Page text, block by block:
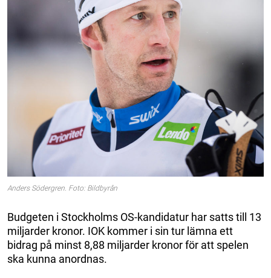
Anders Södergren. Foto: Bildbyrån
Budgeten i Stockholms OS-kandidatur har satts till 13
miljarder kronor. IOK kommer i sin tur lämna ett
bidrag på minst 8,88 miljarder kronor för att spelen
ska kunna anordnas.